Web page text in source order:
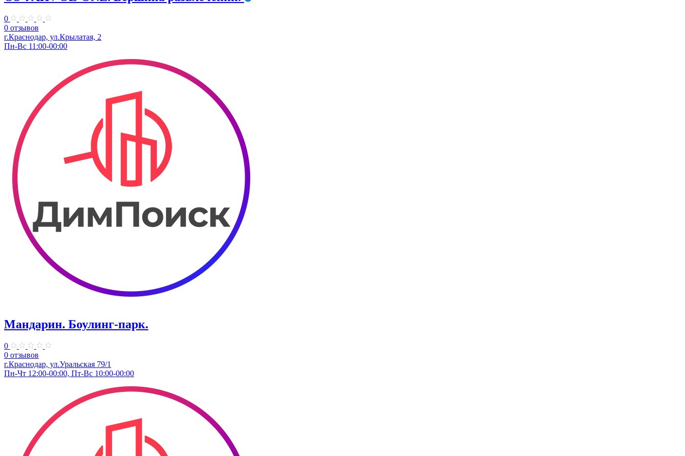
0
0 отзывов
г.Краснодар, ул.Крылатая, 2
Пн-Вс 11:00-00:00
Мандарин. Боулинг-парк.
0
0 отзывов
г.Краснодар, ул.Уральская 79/1
Пн-Чт 12:00-00:00, Пт-Вс 10:00-00:00